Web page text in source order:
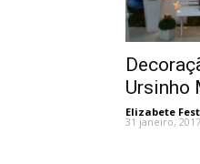
Ursinho
Elizabete
31 janeiro, 2017